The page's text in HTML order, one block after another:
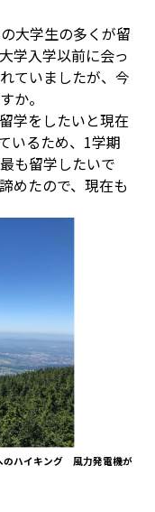
大学生の多くが留
学入学以前に会っ
ていましたが、今
か。
学をしたいと現在
いるため、1学期
も留学したいで
めたので、現在も
のハイキング 風力発電機が